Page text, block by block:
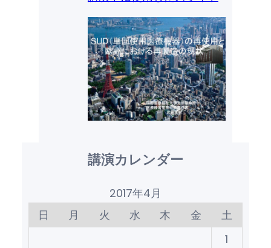
講演カレンダー
2017年4月
日
月 火 水 木 金
土
1